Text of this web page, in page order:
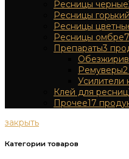
Ресницы черные
Ресницы
Ресницы
Ресницы омбре7
Препараты3
Ремуверы2
Усилители
Клей для ресниц
Прочее17
закрыть
Категории товаров